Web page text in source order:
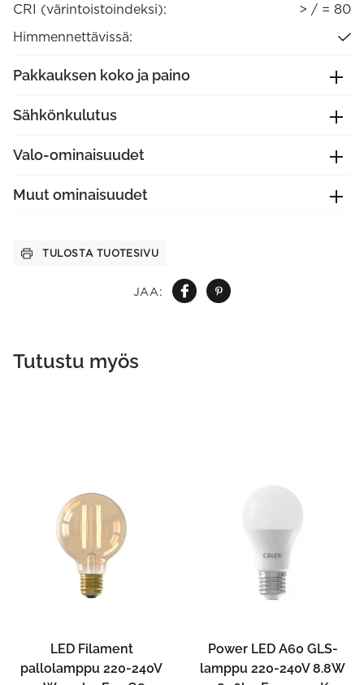
JAA:
CRI (värintoistoindeksi):
> / = 80
Himmennettävissä:
Pakkauksen koko ja paino
Sähkönkulutus
Valo-ominaisuudet
Muut ominaisuudet
TULOSTA TUOTESIVU
Tutustu myös
LED Filament
pallolamppu 220-240V
Power LED A60 GLS-
lamppu 220-240V 8.8W